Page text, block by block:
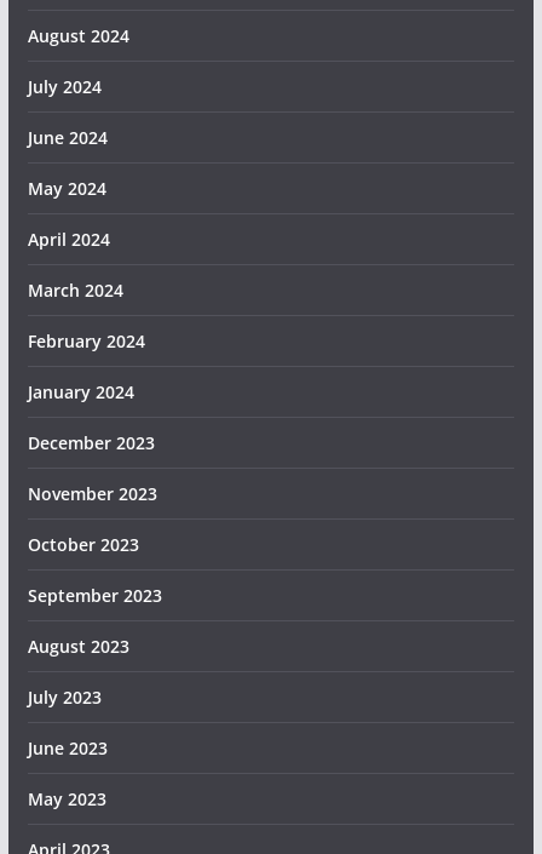
August 2024
July 2024
June 2024
May 2024
April 2024
March 2024
February 2024
January 2024
December 2023
November 2023
October 2023
September 2023
August 2023
July 2023
June 2023
May 2023